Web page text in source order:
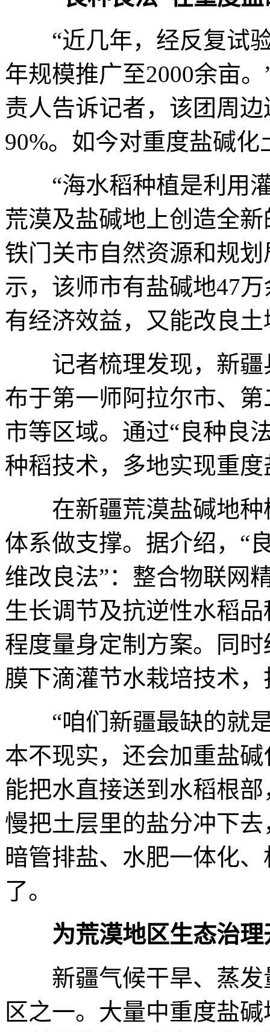
“近几年，经反复试验
年规模推广至2000余亩
责人告诉记者，该团周
90%。如今对重度盐碱
“海水稻种植是利用灌
荒漠及盐碱地上创造全
铁门关市自然资源和规
示，该师市有盐碱地47
有经济效益，又能改良土
记者梳理发现，新疆
布于第一师阿拉尔市、
市等区域。通过“良种良
种稻技术，多地实现重
在新疆荒漠盐碱地种
体系做支撑。据介绍，“
维改良法”：整合物联网
生长调节及抗逆性水稻
程度量身定制方案。同
膜下滴灌节水栽培技术
“咱们新疆最缺的就是
本不现实，还会加重盐
能把水直接送到水稻根
慢把土层里的盐分冲下
暗管排盐、水肥一体化
了。
为荒漠地区生态治理
新疆气候干旱、蒸发
区之一。大量中重度盐